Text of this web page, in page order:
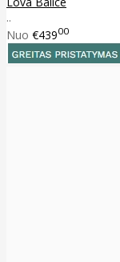
..
Nuo €43900